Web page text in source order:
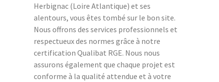
Herbignac (Loire Atlantique) et ses
alentours, vous êtes tombé sur le bon site.
Nous offrons des services professionnels et
respectueux des normes grâce à notre
certification Qualibat RGE. Nous nous
assurons également que chaque projet est
conforme à la qualité attendue et à votre